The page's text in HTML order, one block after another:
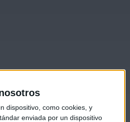
dispositivo, como cookies, y
enviada por un dispositivo